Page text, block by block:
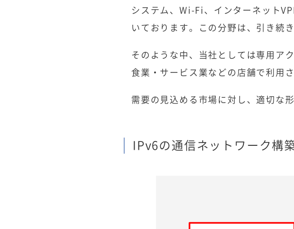
システム、Wi-Fi、インターネット
いております。この分野は、引き続
そのような中、当社としては専用ア
食業・サービス業などの店舗で利用
需要の見込める市場に対し、適切な
IPv6の通信ネットワーク構